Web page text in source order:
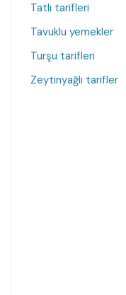
Tatlı tarifleri
Tavuklu yemekler
Turşu tarifleri
Zeytinyağlı tarifler